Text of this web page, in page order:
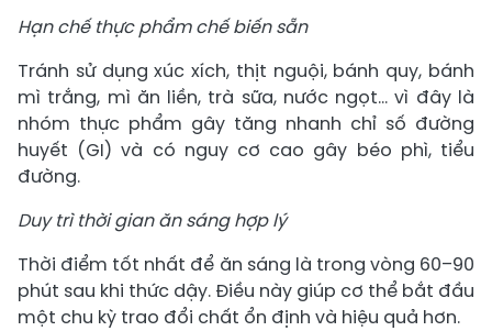
Hạn chế thực phẩm chế biến sẵn
Tránh sử dụng xúc xích, thịt nguội, bánh quy, bánh
mì trắng, mì ăn liền, trà sữa, nước ngọt… vì đây là
nhóm thực phẩm gây tăng nhanh chỉ số đường
huyết (GI) và có nguy cơ cao gây béo phì, tiểu
đường.
Duy trì thời gian ăn sáng hợp lý
Thời điểm tốt nhất để ăn sáng là trong vòng 60–90
phút sau khi thức dậy. Điều này giúp cơ thể bắt đầu
một chu kỳ trao đổi chất ổn định và hiệu quả hơn.